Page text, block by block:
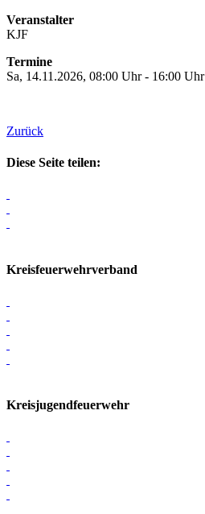
Veranstalter
KJF
Termine
Sa, 14.11.2026, 08:00 Uhr - 16:00 Uhr
Zurück
Diese Seite teilen:
Kreisfeuerwehrverband
Kreisjugendfeuerwehr